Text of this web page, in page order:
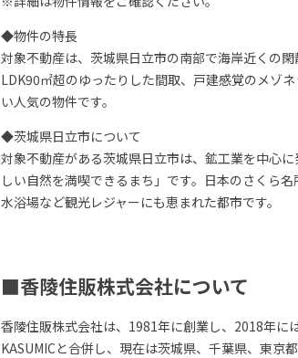
◆物件の特長
対象不動産は、茨城県日立市の南部で海岸近くの
LDK90㎡超のゆったりした間取、戸建感覚のメゾ
い人気の物件です。
◆茨城県日立市について
対象不動産がある茨城県日立市は、鉱工業を中心
しい自然を満喫できるまち」です。日本のさくら
水浴場など観光レジャーにも恵まれた都市です。
■香陵住販株式会社について
香陵住販株式会社は、1981年に創業し、2018年に
KASUMICと合併し、現在は茨城県、千葉県、東京